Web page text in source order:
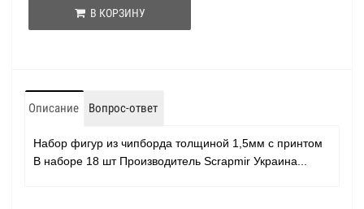
В КОРЗИНУ
Описание Вопрос-ответ
Набор фигур из чипборда толщиной 1,5мм с принтом
В наборе 18 шт Производитель Scrapmir Украина...